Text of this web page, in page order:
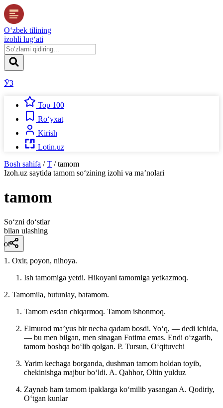
O‘zbek tilining
izohli lug‘ati
ЎЗ
Top 100
Ro‘yxat
Kirish
Lotin.uz
Bosh sahifa / T / tamom
Izoh.uz saytida tamom so‘zining izohi va ma’nolari
tamom
So‘zni do‘stlar
bilan ulashing
ot
1. Oxir, poyon, nihoya.
Ish tamomiga yetdi. Hikoyani tamomiga yetkazmoq.
2. Tamomila, butunlay, batamom.
Tamom esdan chiqarmoq. Tamom ishonmoq.
Elmurod maʼyus bir necha qadam bosdi. Yoʻq, — dedi ichida,
— bu men bilgan, men sinagan Fotima emas. Endi oʻzgarib,
tamom boshqa boʻlib qolgan. P. Tursun, Oʻqituvchi
Yarim kechaga borganda, dushman tamom holdan toyib,
chekinishga majbur boʻldi. A. Qahhor, Oltin yulduz
Zaynab ham tamom ipaklarga koʻmilib yasangan A. Qodiriy,
Oʻtgan kunlar